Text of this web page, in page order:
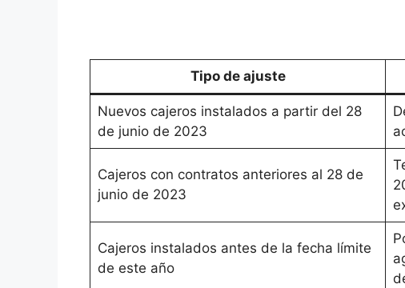
Tipo de ajuste
Nuevos cajeros instalados a partir del 28
de junio de 2023
Cajeros con contratos anteriores al 28 de
junio de 2023
Cajeros instalados antes de la fecha límite
de este año